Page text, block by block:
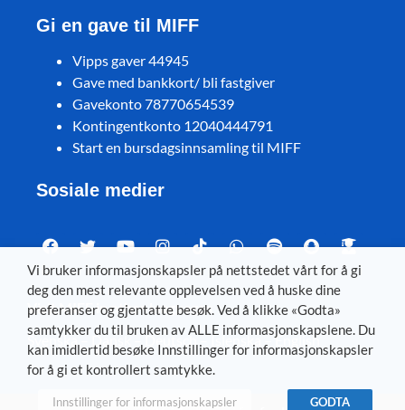
Gi en gave til MIFF
Vipps gaver 44945
Gave med bankkort/ bli fastgiver
Gavekonto 78770654539
Kontingentkonto 12040444791
Start en bursdagsinnsamling til MIFF
Sosiale medier
Visit MIFF in other languages
Svenska– Dansk–Deutsch–Íslenska–English
Vi bruker informasjonskapsler på nettstedet vårt for å gi
deg den mest relevante opplevelsen ved å huske dine
preferanser og gjentatte besøk. Ved å klikke «Godta»
samtykker du til bruken av ALLE informasjonskapslene. Du
kan imidlertid besøke Innstillinger for informasjonskapsler
for å gi et kontrollert samtykke.
Innstillinger for informasjonskapsler GODTA